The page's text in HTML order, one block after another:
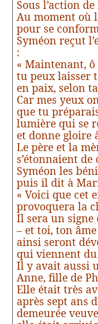
Sous l’action
Au moment où
pour se
Syméon reçut
:
« Maintenant,
tu peux laisser
en paix, selon
Car mes yeux
que tu
lumière qui se
et donne gloire
Le père et la
s’étonnaient
Syméon les
puis il dit à
« Voici que cet
provoquera la
Il sera un
– et toi, ton
ainsi seront
qui viennent
Il y avait aussi
Anne, fille de
Elle était très
après sept ans
demeurée